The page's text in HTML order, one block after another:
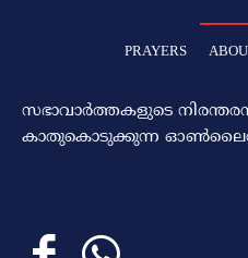
PRAYERS
സഭാവാര്‍ത്തകളുടെ
കാതുകൊടുക്കുന്ന ഓണ്‍ലൈന്‍